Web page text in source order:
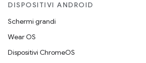
DISPOSITIVI ANDROID
Schermi grandi
Wear OS
Dispositivi ChromeOS